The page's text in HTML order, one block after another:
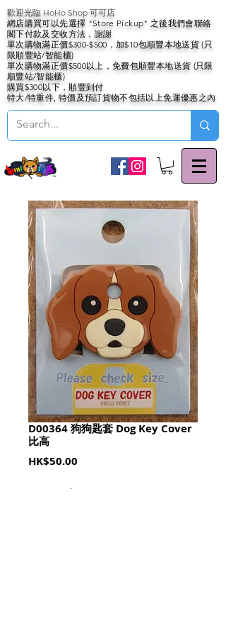
歡迎光臨 HoHo Shop 可可店
網店購買可以先選擇 "Store Pickup" 之後我們會聯絡
閣下付款及交收方法，謝謝
單次購物滿正價$300-$500，加$10包順豐本地送貨 (只
限順豐站/智能櫃)
單次購物滿正價$500以上，免費包順豐本地送貨 (只限
順豐站/智能櫃)
購買$300以下，順豐到付
特大/特重件, 特價及預訂貨物不包括以上免運優惠之內
D00364 狗狗匙套 Dog Key Cover
比高
HK$50.00
*